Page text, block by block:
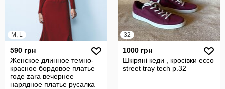
M, L
590 грн
Женское длинное темно-
красное бордовое платье
годе zara вечернее
нарядное платье русалка
32
1000 грн
Шкіряні кеди , кросівки ecco
street tray tech р.32